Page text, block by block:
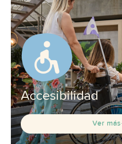
Accesibilidad
Ver más